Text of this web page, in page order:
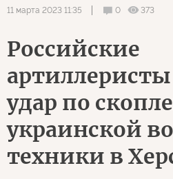
11 марта 2023 11:35 0 373
Российские
удар по
украинской
техники в